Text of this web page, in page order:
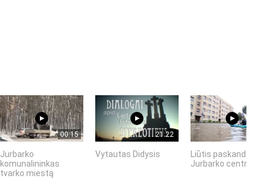
00:15
Jurbarko
komunalininkas
tvarko miestą
21:22
Vytautas Didysis
Liūtis paskandino
Jurbarko centrą